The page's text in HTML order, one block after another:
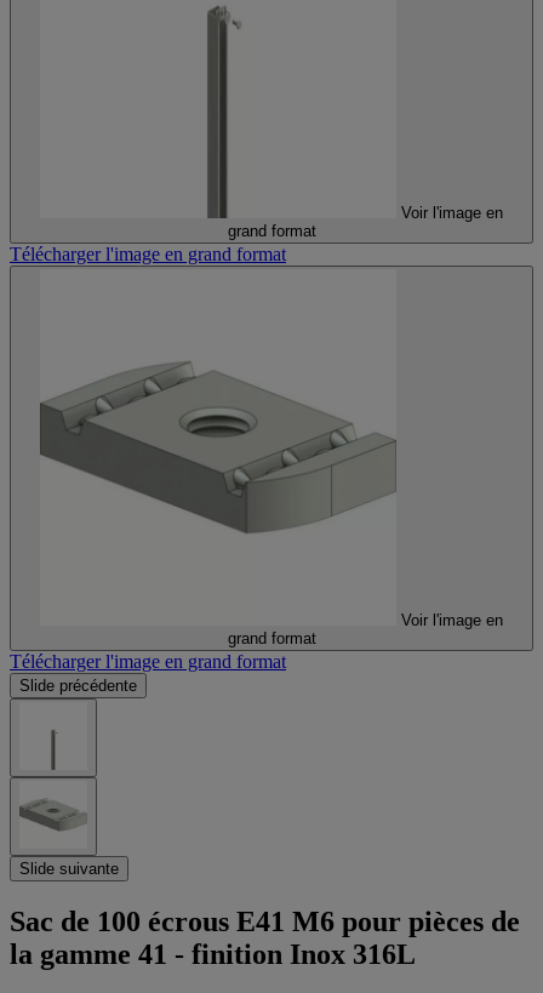
Voir l'image en
grand format
Télécharger l'image en grand format
Voir l'image en
grand format
Télécharger l'image en grand format
Slide précédente
Slide suivante
Sac de 100 écrous E41 M6 pour pièces de
la gamme 41 - finition Inox 316L